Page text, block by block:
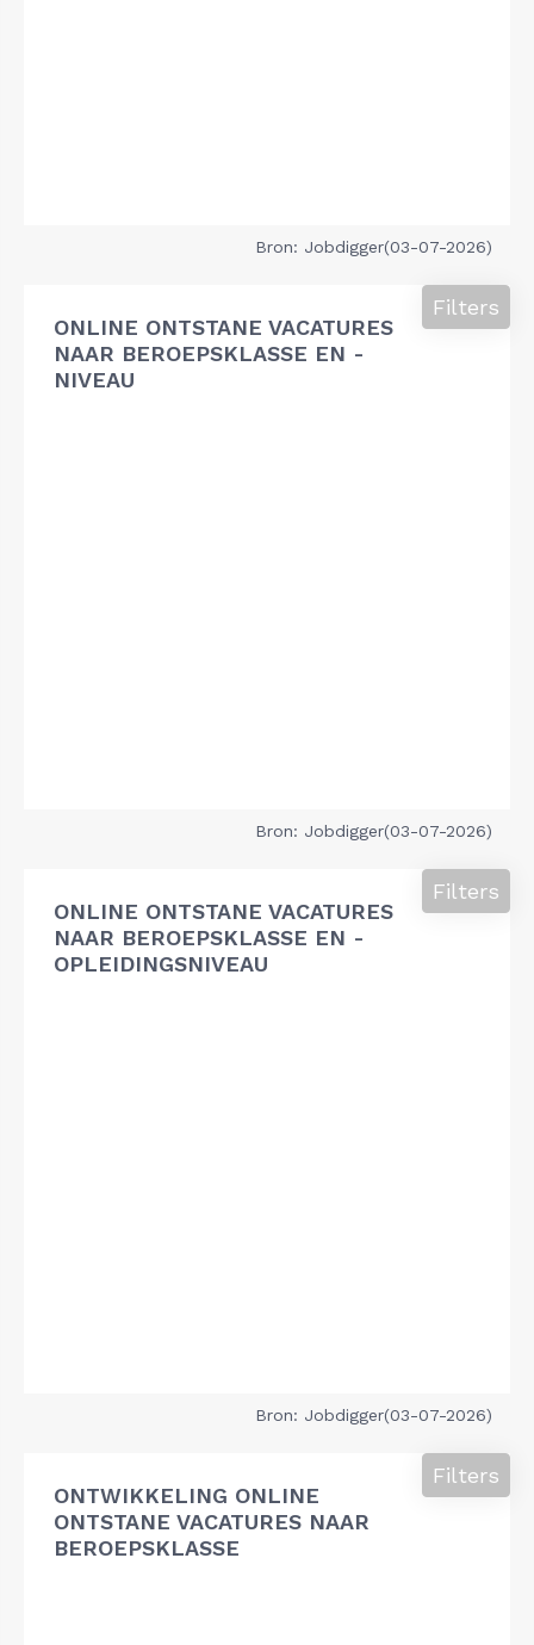
Bron: Jobdigger(03-07-2026)
ONLINE ONTSTANE VACATURES
NAAR BEROEPSKLASSE EN -
NIVEAU
Filters
Bron: Jobdigger(03-07-2026)
ONLINE ONTSTANE VACATURES
NAAR BEROEPSKLASSE EN -
OPLEIDINGSNIVEAU
Filters
Bron: Jobdigger(03-07-2026)
ONTWIKKELING ONLINE
ONTSTANE VACATURES NAAR
BEROEPSKLASSE
Filters